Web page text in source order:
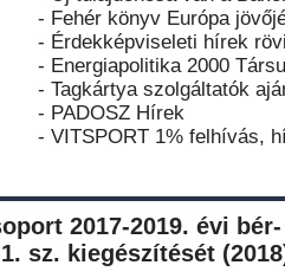
- Fehér könyv Európa
- Érdekképviseleti hírek
- Energiapolitika 2000
- Tagkártya szolgáltatók
- PADOSZ Hírek
- VITSPORT 1% felhívás,
2017-2019. évi
sz. kiegészítését